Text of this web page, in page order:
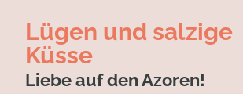
Lügen und salzige
Küsse
Liebe auf den Azoren!